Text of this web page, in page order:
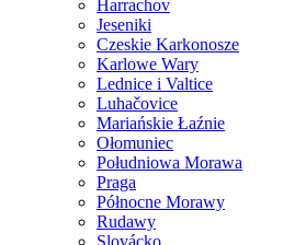
Harrachov
Jeseniki
Czeskie Karkonosze
Karlowe Wary
Lednice i Valtice
Luhačovice
Mariańskie Łaźnie
Ołomuniec
Południowa Morawa
Praga
Północne Morawy
Rudawy